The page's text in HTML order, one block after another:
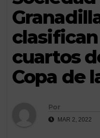
cuartos
Copa de
Por
MAR 2, 2022